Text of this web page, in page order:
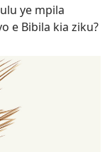
ye mpila
e Bibila kia ziku?